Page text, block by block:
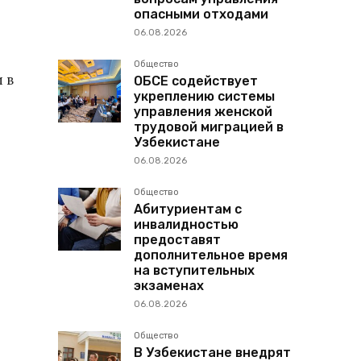
в
опасными отходами
06.08.2026
Общество
ОБСЕ содействует
укреплению системы
управления женской
трудовой миграцией в
Узбекистане
06.08.2026
Общество
Абитуриентам с
инвалидностью
предоставят
дополнительное время
на вступительных
экзаменах
06.08.2026
Общество
В Узбекистане внедрят